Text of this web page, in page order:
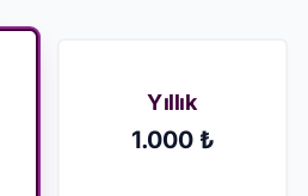
Yıllık
1.000 ₺